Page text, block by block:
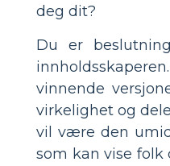
deg dit?
Du er
vinnende
virkelighet og
vil være den
som kan vise folk